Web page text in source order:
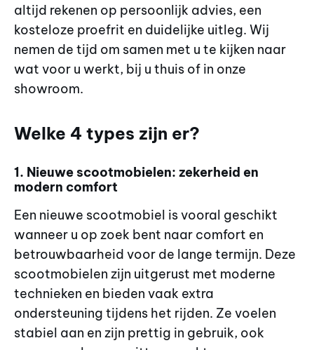
altijd rekenen op persoonlijk advies, een
kosteloze proefrit en duidelijke uitleg. Wij
nemen de tijd om samen met u te kijken naar
wat voor u werkt, bij u thuis of in onze
showroom.
Welke 4 types zijn er?
1. Nieuwe scootmobielen: zekerheid en
modern comfort
Een nieuwe scootmobiel is vooral geschikt
wanneer u op zoek bent naar comfort en
betrouwbaarheid voor de lange termijn. Deze
scootmobielen zijn uitgerust met moderne
technieken en bieden vaak extra
ondersteuning tijdens het rijden. Ze voelen
stabiel aan en zijn prettig in gebruik, ook